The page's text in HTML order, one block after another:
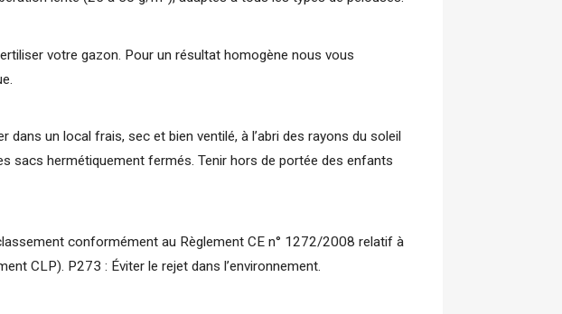
votre gazon. Pour un résultat homogène nous vous
un local frais, sec et bien ventilé, à l’abri des rayons du soleil
sacs hermétiquement fermés. Tenir hors de portée des enfants
conformément au Règlement CE n° 1272/2008 relatif à
CLP). P273 : Éviter le rejet dans l’environnement.